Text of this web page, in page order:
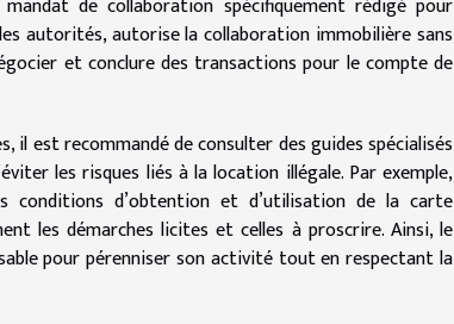
de collaboration spécifiquement rédigé pour
autorités, autorise la collaboration immobilière sans
et conclure des transactions pour le compte de
est recommandé de consulter des guides spécialisés
les risques liés à la location illégale. Par exemple,
conditions d’obtention et d’utilisation de la carte
les démarches licites et celles à proscrire. Ainsi, le
pour pérenniser son activité tout en respectant la